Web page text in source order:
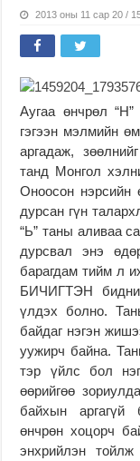
2013 оны 11 сар 20 /
Аугаа өнчрөл
гэгээн мэлмийн
аргадаж,
танд Монгол
Оноосон нэрсийн
дурсан гүн
“Ь” таны аливаа
дурсвал энэ
барагдам тийм л
БИЧИГТЭН
үлдэх болно.
байдаг нэгэн
уужирч байна.
тэр үйлс бол
өөрийгөө
байхын аргагүй
өнчрөн хоцорч
энхрийлэн